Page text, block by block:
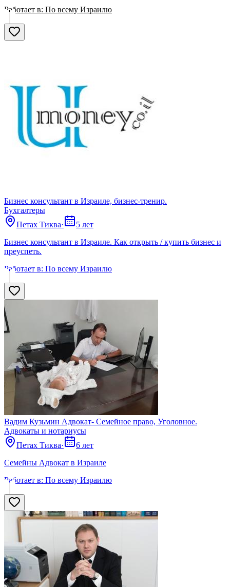
Работает в: По всему Израилю
Бизнес консультант в Израиле, бизнес-тренир.
Бухгалтеры
Петах Тиква·
5 лет
Бизнес консультант в Израиле. Как открыть / купить бизнес и
преуспеть.
Работает в: По всему Израилю
Вадим Кузьмин Адвокат- Семейное право, Уголовное.
Адвокаты и нoтариусы
Петах Тиква·
6 лет
Семейны Адвокат в Израиле
Работает в: По всему Израилю